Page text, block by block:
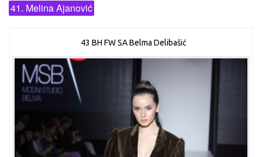
41. Melina Ajanović
43 BH FW SA Belma Delibašić